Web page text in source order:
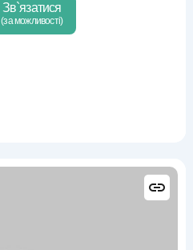
Зв`язатися
(за можливості)